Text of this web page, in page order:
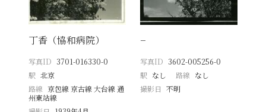
丁香（協和病院）
写真ID 3701-016330-0
駅 北京
路線 京包線 京古線 大台線 通
州東站線
−
写真ID 3602-005256-0
駅 なし 路線 なし
撮影日 不明